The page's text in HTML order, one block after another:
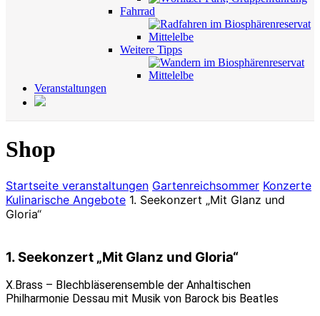
Fahrrad
Weitere Tipps
Veranstaltungen
Shop
Startseite veranstaltungen Gartenreichsommer Konzerte
Kulinarische Angebote 1. Seekonzert „Mit Glanz und
Gloria“
1. Seekonzert „Mit Glanz und Gloria“
X.Brass – Blechbläserensemble der Anhaltischen
Philharmonie Dessau mit Musik von Barock bis Beatles